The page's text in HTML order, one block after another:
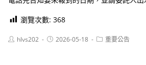
瀏覽次數: 368
Posthlvs202
Post2026-05-18
Post重要公告